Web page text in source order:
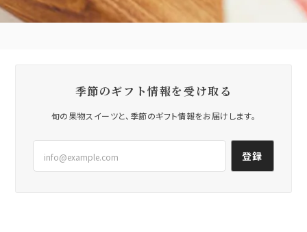
季節のギフト情報を受け取る
旬の果物スイーツと、季節のギフト情報をお届けします。
登録